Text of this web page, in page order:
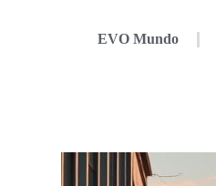
EVO Mundo